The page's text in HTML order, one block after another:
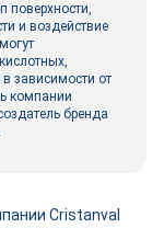
поверхности,
и воздействие
зависимости от
компании
бренда
Cristanval